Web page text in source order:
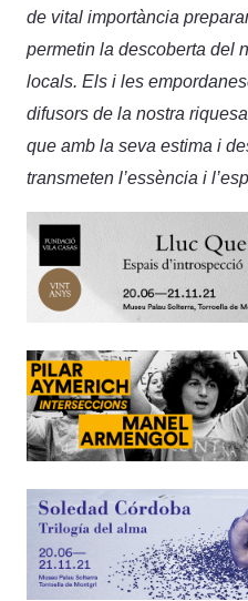
de vital importància
permetin la descoberta del
locals. Els i les
difusors de la nostra
que amb la seva estima i
transmeten l’essència i